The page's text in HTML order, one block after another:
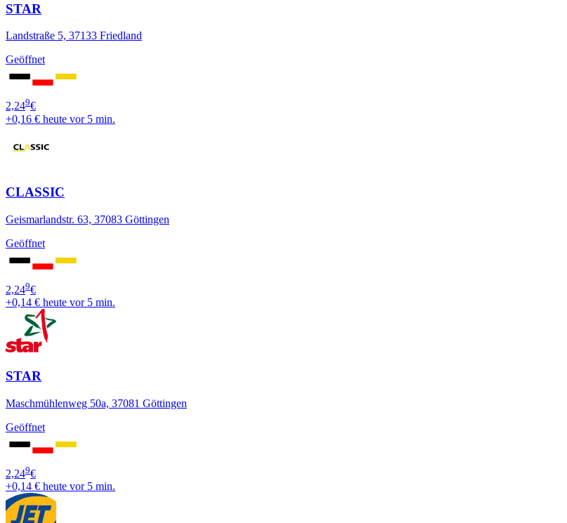
STAR
Landstraße 5, 37133 Friedland
Geöffnet
2,249€
+0,16 € heute vor 5 min.
CLASSIC
Geismarlandstr. 63, 37083 Göttingen
Geöffnet
2,249€
+0,14 € heute vor 5 min.
STAR
Maschmühlenweg 50a, 37081 Göttingen
Geöffnet
2,249€
+0,14 € heute vor 5 min.